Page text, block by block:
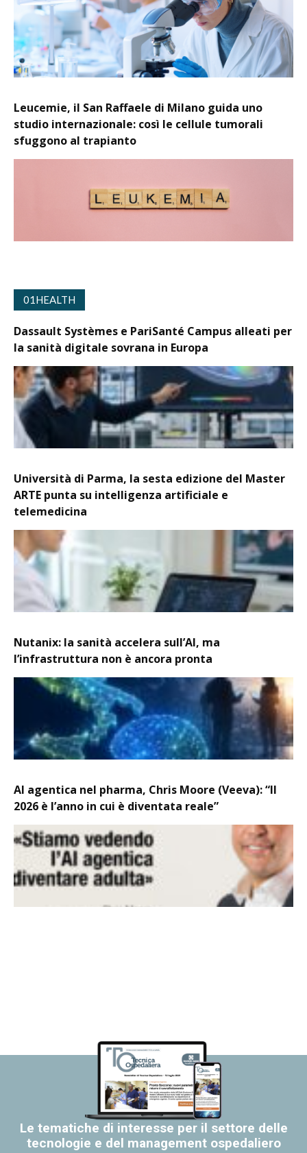
Leucemie, il San Raffaele di Milano guida uno
studio internazionale: così le cellule tumorali
sfuggono al trapianto
01HEALTH
Dassault Systèmes e PariSanté Campus alleati per
la sanità digitale sovrana in Europa
Università di Parma, la sesta edizione del Master
ARTE punta su intelligenza artificiale e
telemedicina
Nutanix: la sanità accelera sull’AI, ma
l’infrastruttura non è ancora pronta
AI agentica nel pharma, Chris Moore (Veeva): “Il
2026 è l’anno in cui è diventata reale”
Le tematiche di interesse per il settore delle
tecnologie e del management ospedaliero